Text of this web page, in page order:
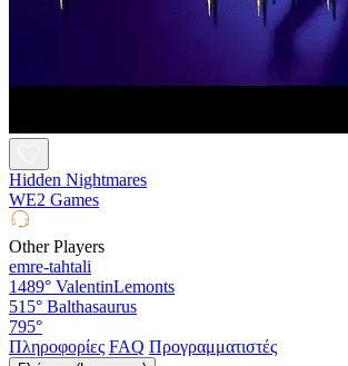
Hidden Nightmares
WE2 Games
Other Players
emre-tahtali
1489° ValentinLemonts
515° Balthasaurus
795°
Πληροφορίες FAQ Προγραμματιστές